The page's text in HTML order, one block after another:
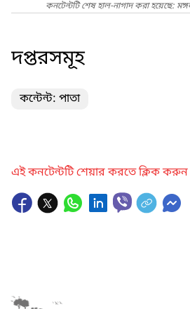
কনটেন্টটি শেষ হাল-নাগাদ করা হয়েছে:
দপ্তরসমূহ
কন্টেন্ট: পাতা
এই কনটেন্টটি শেয়ার করতে ক্লিক করুন